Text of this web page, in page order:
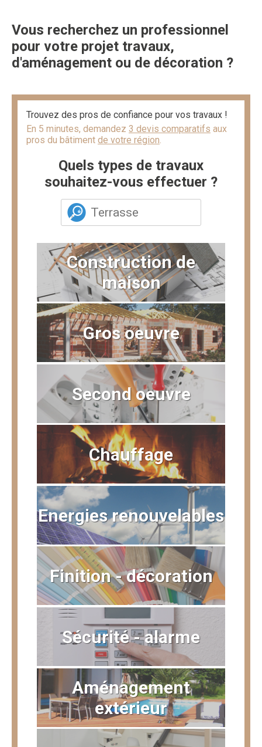
Vous recherchez un professionnel
pour votre projet travaux,
d'aménagement ou de décoration ?
Trouvez des pros de confiance pour vos travaux !
En 5 minutes, demandez 3 devis comparatifs aux
pros du bâtiment de votre région.
Quels types de travaux
souhaitez-vous effectuer ?
Construction de
maison
Gros oeuvre
Second oeuvre
Chauffage
Energies renouvelables
Finition - décoration
Sécurité - alarme
Aménagement
extérieur